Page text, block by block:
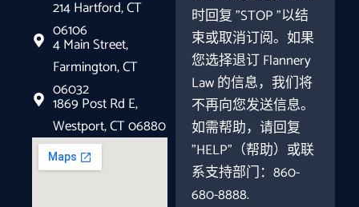
214 Hartford, CT
06106
4 Main Street,
Farmington, CT
06032
1869 Post Rd E,
Westport, CT 06880
时回复 "STOP "以结
束或取消订阅。如果
您选择退订 Flannery
Law 的信息，我们将
不再向您发送信息。
如需帮助，请回复
"HELP"（帮助）或联
系支持部门：860-
680-8888.